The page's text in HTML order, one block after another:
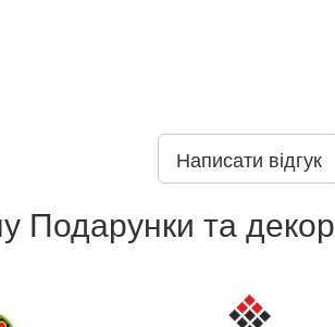
Написати відгук
Подарунки та декор